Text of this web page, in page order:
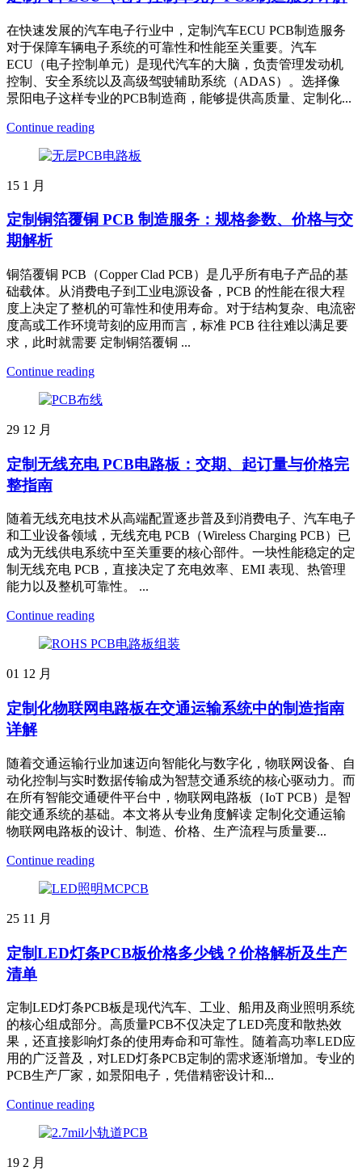
在快速发展的汽车电子行业中，定制汽车ECU PCB制造服务
对于保障车辆电子系统的可靠性和性能至关重要。汽车
ECU（电子控制单元）是现代汽车的大脑，负责管理发动机
控制、安全系统以及高级驾驶辅助系统（ADAS）。选择像
景阳电子这样专业的PCB制造商，能够提供高质量、定制化...
Continue reading
15 1 月
定制铜箔覆铜 PCB 制造服务：规格参数、价格与交
期解析
铜箔覆铜 PCB（Copper Clad PCB）是几乎所有电子产品的基
础载体。从消费电子到工业电源设备，PCB 的性能在很大程
度上决定了整机的可靠性和使用寿命。对于结构复杂、电流密
度高或工作环境苛刻的应用而言，标准 PCB 往往难以满足要
求，此时就需要 定制铜箔覆铜 ...
Continue reading
29 12 月
定制无线充电 PCB电路板：交期、起订量与价格完
整指南
随着无线充电技术从高端配置逐步普及到消费电子、汽车电子
和工业设备领域，无线充电 PCB（Wireless Charging PCB）已
成为无线供电系统中至关重要的核心部件。一块性能稳定的定
制无线充电 PCB，直接决定了充电效率、EMI 表现、热管理
能力以及整机可靠性。 ...
Continue reading
01 12 月
定制化物联网电路板在交通运输系统中的制造指南
详解
随着交通运输行业加速迈向智能化与数字化，物联网设备、自
动化控制与实时数据传输成为智慧交通系统的核心驱动力。而
在所有智能交通硬件平台中，物联网电路板（IoT PCB）是智
能交通系统的基础。本文将从专业角度解读 定制化交通运输
物联网电路板的设计、制造、价格、生产流程与质量要...
Continue reading
25 11 月
定制LED灯条PCB板价格多少钱？价格解析及生产
清单
定制LED灯条PCB板是现代汽车、工业、船用及商业照明系统
的核心组成部分。高质量PCB不仅决定了LED亮度和散热效
果，还直接影响灯条的使用寿命和可靠性。随着高功率LED应
用的广泛普及，对LED灯条PCB定制的需求逐渐增加。专业的
PCB生产厂家，如景阳电子，凭借精密设计和...
Continue reading
19 2 月